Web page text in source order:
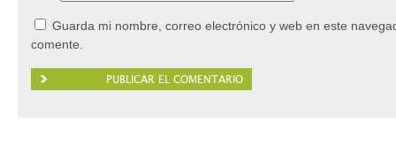
Guarda mi nombre, correo electrónico y web en este
comente.